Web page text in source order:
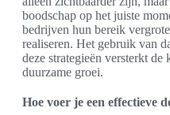
boodschap op het juiste
bedrijven hun bereik
realiseren. Het gebruik van
deze strategieën versterkt de
duurzame groei.
Hoe voer je een effectieve